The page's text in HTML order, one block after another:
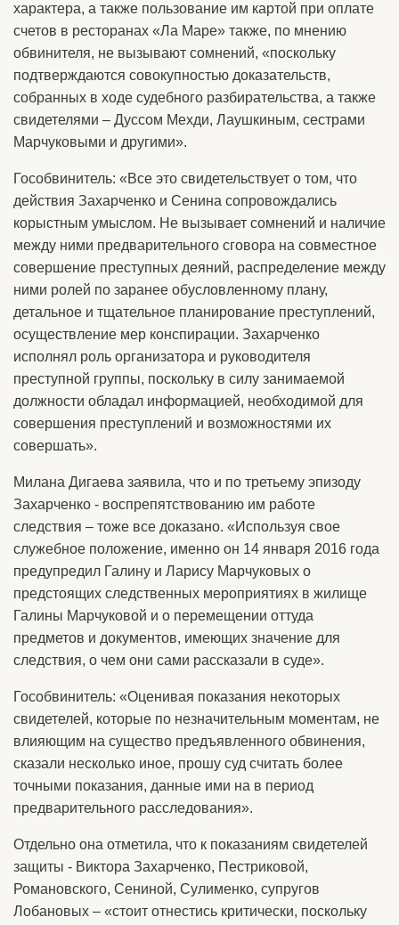
характера, а также пользование им картой при оплате
счетов в ресторанах «Ла Маре» также, по мнению
обвинителя, не вызывают сомнений, «поскольку
подтверждаются совокупностью доказательств,
собранных в ходе судебного разбирательства, а также
свидетелями – Дуссом Мехди, Лаушкиным, сестрами
Марчуковыми и другими».
Гособвинитель: «Все это свидетельствует о том, что
действия Захарченко и Сенина сопровождались
корыстным умыслом. Не вызывает сомнений и наличие
между ними предварительного сговора на совместное
совершение преступных деяний, распределение между
ними ролей по заранее обусловленному плану,
детальное и тщательное планирование преступлений,
осуществление мер конспирации. Захарченко
исполнял роль организатора и руководителя
преступной группы, поскольку в силу занимаемой
должности обладал информацией, необходимой для
совершения преступлений и возможностями их
совершать».
Милана Дигаева заявила, что и по третьему эпизоду
Захарченко - воспрепятствованию им работе
следствия – тоже все доказано. «Используя свое
служебное положение, именно он 14 января 2016 года
предупредил Галину и Ларису Марчуковых о
предстоящих следственных мероприятиях в жилище
Галины Марчуковой и о перемещении оттуда
предметов и документов, имеющих значение для
следствия, о чем они сами рассказали в суде».
Гособвинитель: «Оценивая показания некоторых
свидетелей, которые по незначительным моментам, не
влияющим на существо предъявленного обвинения,
сказали несколько иное, прошу суд считать более
точными показания, данные ими на в период
предварительного расследования».
Отдельно она отметила, что к показаниям свидетелей
защиты - Виктора Захарченко, Пестриковой,
Романовского, Сениной, Сулименко, супругов
Лобановых – «стоит отнестись критически, поскольку